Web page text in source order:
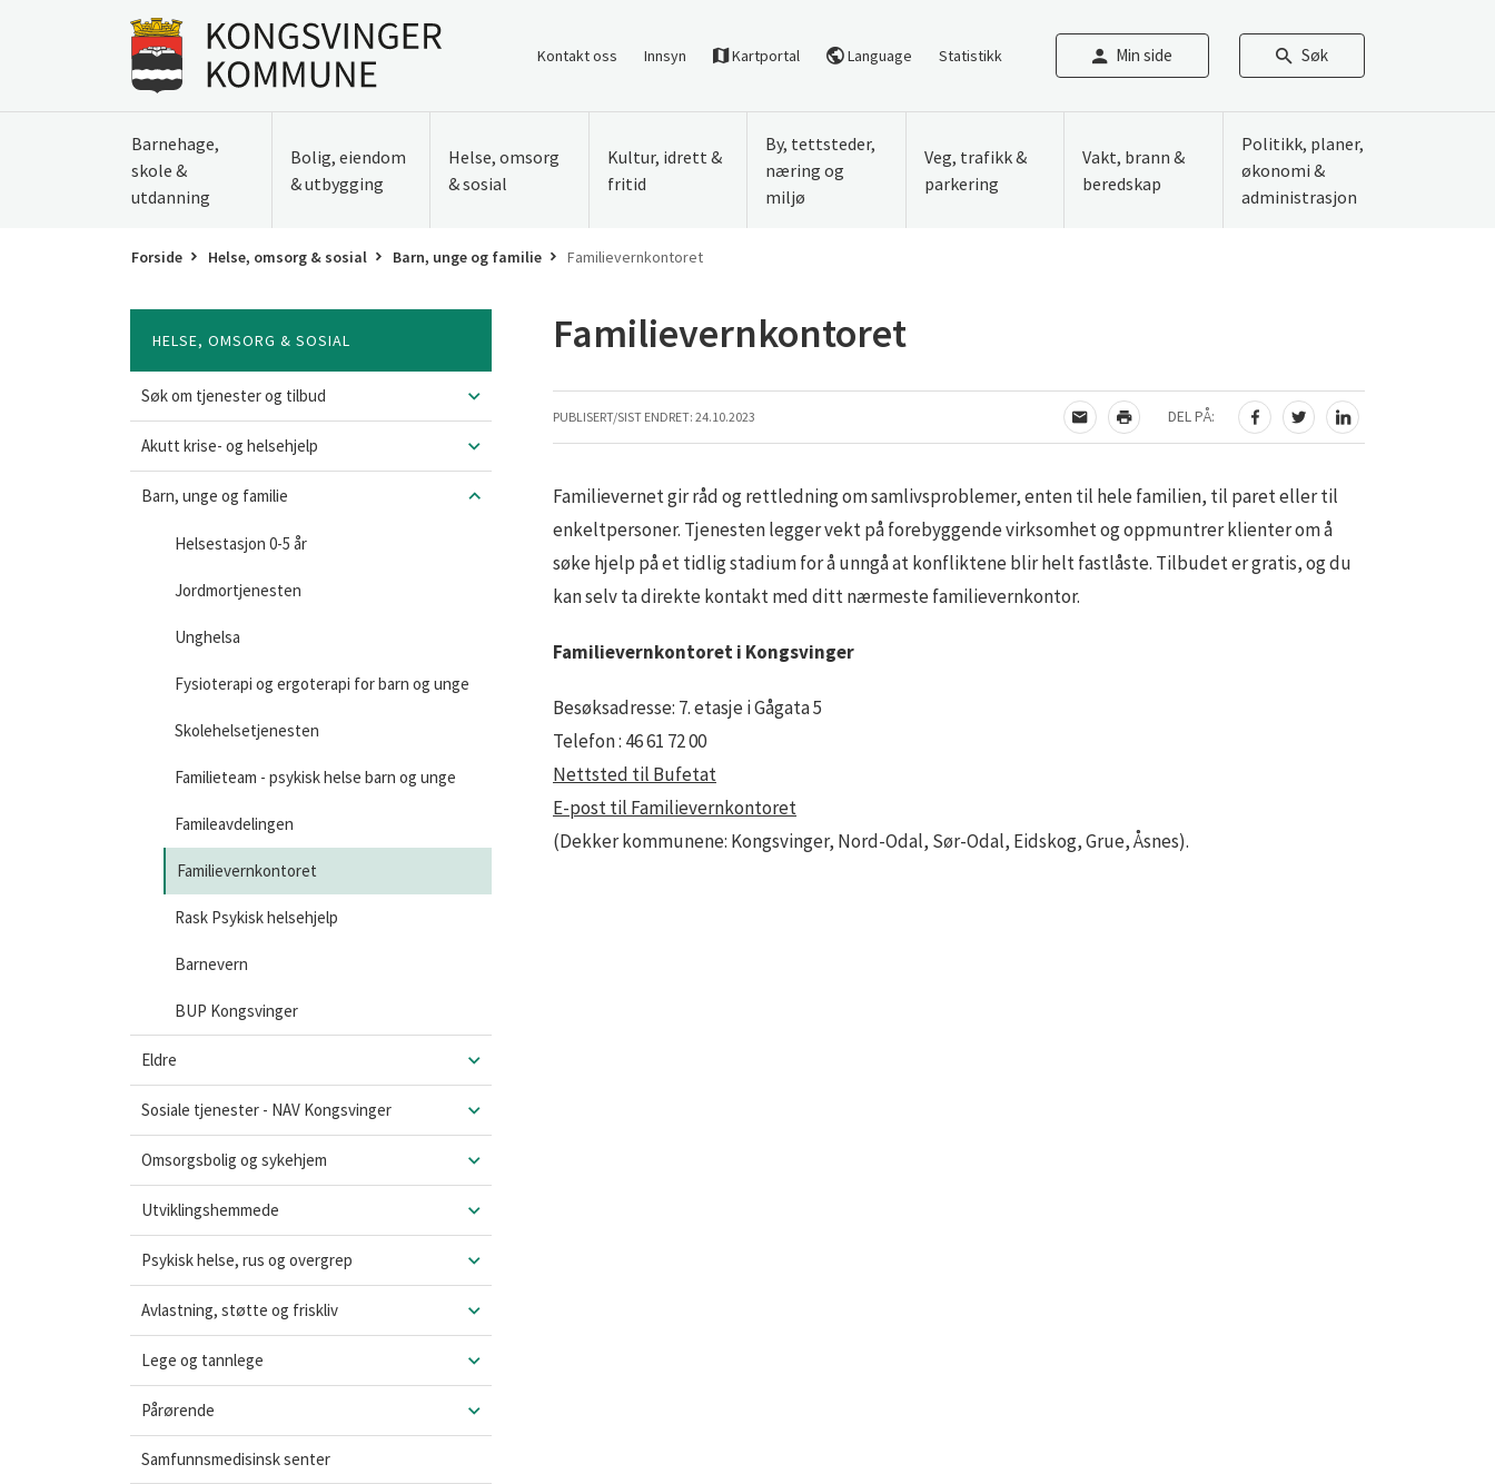
Gå til forsiden
Kontakt oss Innsyn Kartportal Language Statistikk Min side Søk
Barnehage,
skole &
utdanning
Bolig, eiendom
& utbygging
Helse, omsorg
& sosial
Kultur, idrett &
fritid
By, tettsteder,
næring og
miljø
Veg, trafikk &
parkering
Vakt, brann &
beredskap
Politikk, planer,
økonomi &
administrasjon
Forside Helse, omsorg & sosial Barn, unge og familie Familievernkontoret
HELSE, OMSORG & SOSIAL
Søk om tjenester og tilbud
Akutt krise- og helsehjelp
Barn, unge og familie
Helsestasjon 0-5 år
Jordmortjenesten
Unghelsa
Fysioterapi og ergoterapi for barn og unge
Skolehelsetjenesten
Familieteam - psykisk helse barn og unge
Famileavdelingen
Familievernkontoret
Rask Psykisk helsehjelp
Barnevern
BUP Kongsvinger
Eldre
Sosiale tjenester - NAV Kongsvinger
Omsorgsbolig og sykehjem
Utviklingshemmede
Psykisk helse, rus og overgrep
Avlastning, støtte og friskliv
Lege og tannlege
Pårørende
Samfunnsmedisinsk senter
Familievernkontoret
PUBLISERT/SIST ENDRET: 24.10.2023
TIPS EN VENN
SKRIV UT
DEL PÅ:
DEL PÅ FACEBOOK
DEL PÅ TWITTER
DEL PÅ LINKEDIN
Familievernet gir råd og rettledning om samlivsproblemer, enten til hele familien, til paret eller til
enkeltpersoner. Tjenesten legger vekt på forebyggende virksomhet og oppmuntrer klienter om å
søke hjelp på et tidlig stadium for å unngå at konfliktene blir helt fastlåste. Tilbudet er gratis, og du
kan selv ta direkte kontakt med ditt nærmeste familievernkontor.
Familievernkontoret i Kongsvinger
Besøksadresse: 7. etasje i Gågata 5
Telefon : 46 61 72 00
Nettsted til Bufetat
E-post til Familievernkontoret
(Dekker kommunene: Kongsvinger, Nord-Odal, Sør-Odal, Eidskog, Grue, Åsnes).